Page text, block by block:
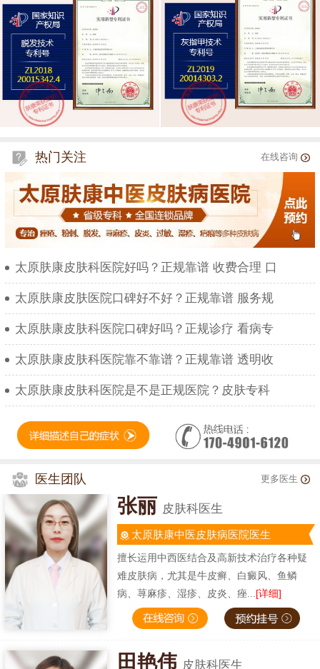
热门关注 在线咨询
太原肤康皮肤科医院好吗？正规靠谱 收费合理 口
太原肤康皮肤医院口碑好不好？正规靠谱 服务规
太原肤康皮肤科医院口碑好吗？正规诊疗 看病专
太原肤康皮肤科医院靠不靠谱？正规靠谱 透明收
太原肤康皮肤科医院是不是正规医院？皮肤专科
医生团队 更多医生
张丽 皮肤科医生
太原肤康中医皮肤病医院医生
擅长运用中西医结合及高新技术治疗各种疑
难皮肤病，尤其是牛皮癣、白癜风、鱼鳞
病、荨麻疹、湿疹、皮炎、痤... [详细]
田艳伟 皮肤科医生